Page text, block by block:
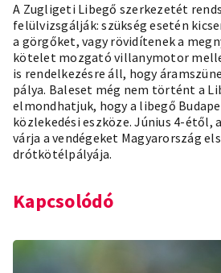
A Zugligeti Libegő szerkezetét
felülvizsgálják: szükség esetén
a görgőket, vagy rövidítenek a
kötelet mozgató villanymotor
is rendelkezésre áll, hogy
pálya. Baleset még nem történt a
elmondhatjuk, hogy a libegő
közlekedési eszköze. Június 4-étől,
várja a vendégeket Magyarország
drótkötélpályája.
Kapcsolódó